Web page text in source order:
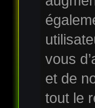
vous
et de
tout le